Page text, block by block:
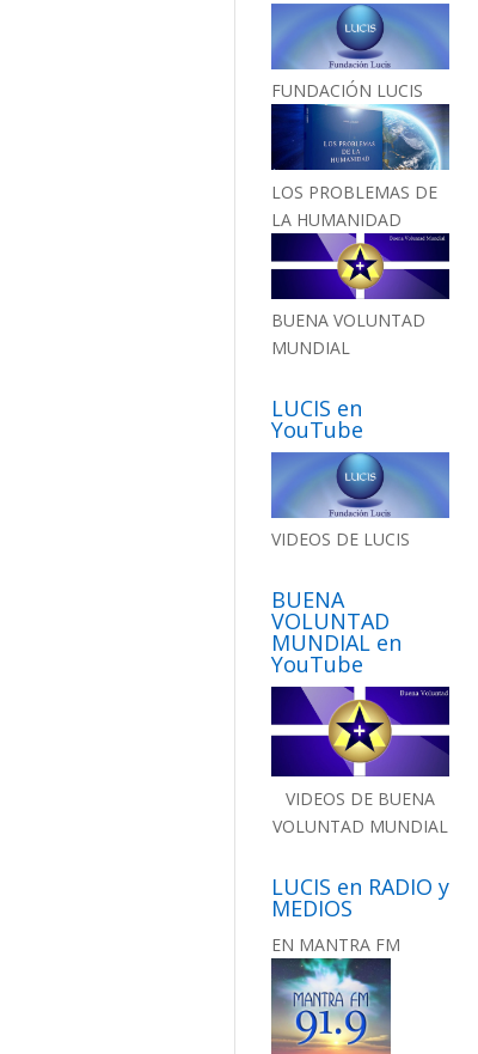
FUNDACIÓN LUCIS
LOS PROBLEMAS DE
LA HUMANIDAD
BUENA VOLUNTAD
MUNDIAL
LUCIS en
YouTube
VIDEOS DE LUCIS
BUENA
VOLUNTAD
MUNDIAL en
YouTube
VIDEOS DE BUENA
VOLUNTAD MUNDIAL
LUCIS en RADIO y
MEDIOS
EN MANTRA FM